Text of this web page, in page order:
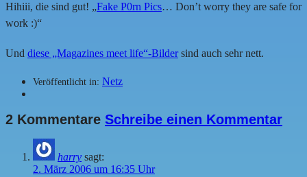
Hihiii, die sind gut! „Fake P0rn Pics… Don’t worry they are safe for
work :)“
Und diese „Magazines meet life“-Bildersind auch sehr nett.
Veröffentlicht in: Netz
2 Kommentare Schreibe einen Kommentar
harry sagt:
2. März 2006 um 16:35 Uhr